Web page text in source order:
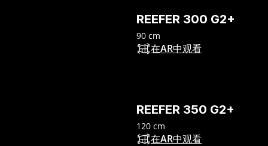
REEFER 300 G2+
90 cm
在AR中观看
REEFER 350 G2+
120 cm
在AR中观看